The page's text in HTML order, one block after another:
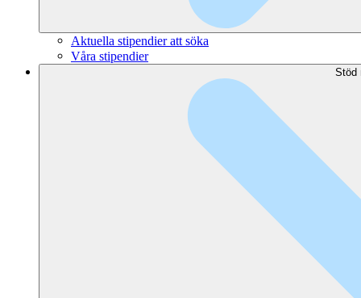
Aktuella stipendier att söka
Våra stipendier
Stöd